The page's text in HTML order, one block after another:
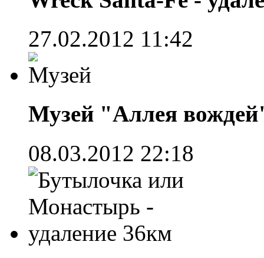
27.02.2012 11:42
Музей "Аллея
08.03.2012 22:18